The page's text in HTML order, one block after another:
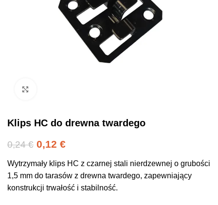
Klips HC do drewna twardego
0,24€ 0,12 €
Wytrzymały klips HC z czarnej stali nierdzewnej o grubości
1,5 mm do tarasów z drewna twardego, zapewniający
konstrukcji trwałość i stabilność.